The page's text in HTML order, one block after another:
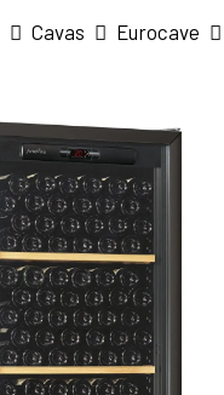
Cavas Eurocave